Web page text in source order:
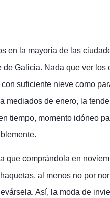
en la mayoría de las
Galicia. Nada que ver los
suficiente nieve como
mediados de enero, la
tiempo, momento idóneo
que comprándola en
al menos no por
Así, la moda de